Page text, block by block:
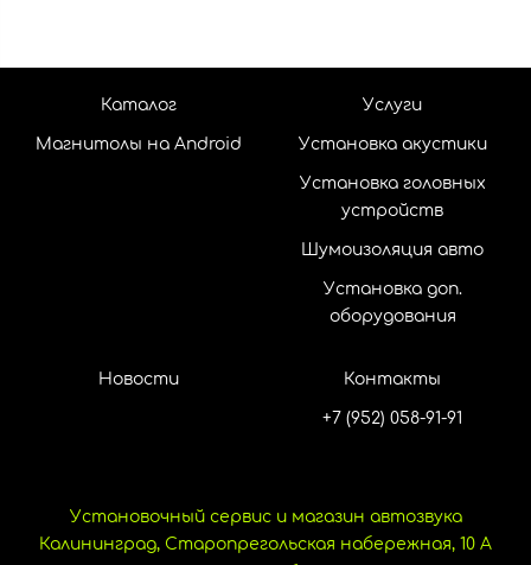
Каталог
Магнитолы на Android
Услуги
Установка акустики
Установка головных
устройств
Шумоизоляция авто
Установка доп.
оборудования
Новости Контакты
+7 (952) 058-91-91
Установочный сервис и магазин автозвука
Калининград, Старопрегольская набережная, 10 А